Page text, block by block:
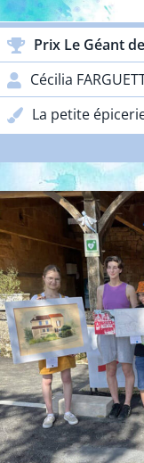
Prix Le Géant
Cécilia
La petite